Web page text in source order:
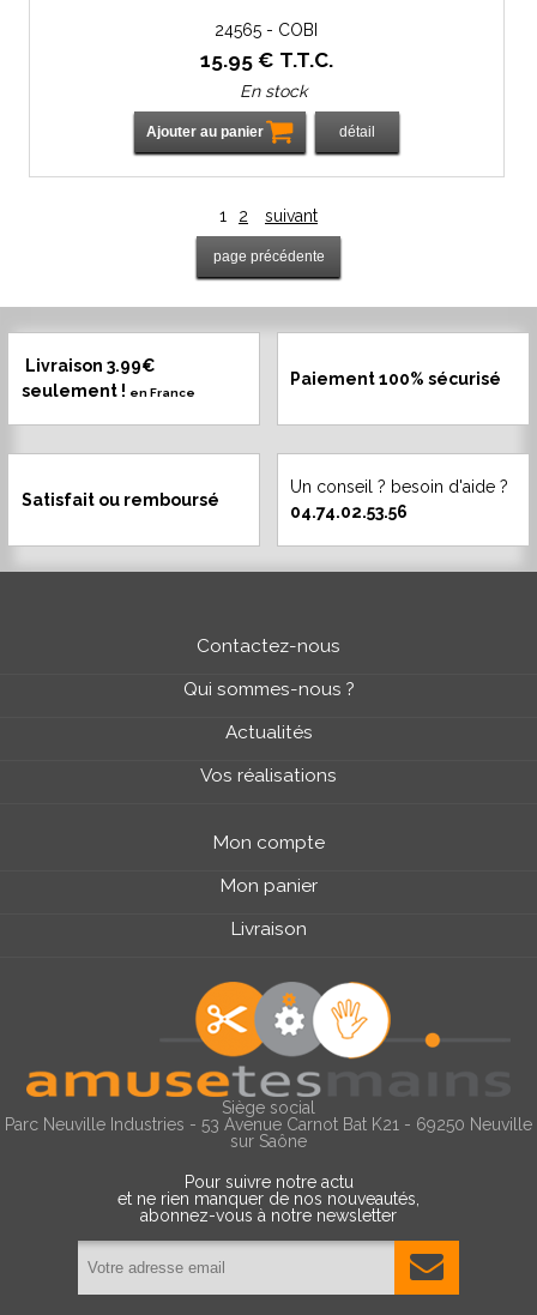
24565 - COBI
15.95 € T.T.C.
En stock
1 2 suivant
Livraison 3.99€
seulement ! en France
Paiement 100% sécurisé
Satisfait ou remboursé
Un conseil ? besoin d'aide ?
04.74.02.53.56
Contactez-nous
Qui sommes-nous ?
Actualités
Vos réalisations
Mon compte
Mon panier
Livraison
Siège social
Parc Neuville Industries - 53 Avenue Carnot Bat K21 - 69250 Neuville
sur Saône
Pour suivre notre actu
et ne rien manquer de nos nouveautés,
abonnez-vous à notre newsletter